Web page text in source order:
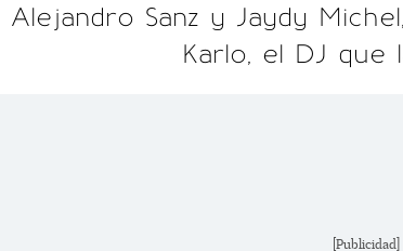
Alejandro Sanz y Jaydy
Karlo, el DJ que
[Publicidad]